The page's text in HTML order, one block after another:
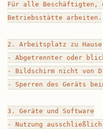
Für alle Beschäftigten,
Betriebsstätte arbeiten.
2. Arbeitsplatz zu Hause
- Abgetrennter oder
- Bildschirm nicht von
- Sperren des Geräts
3. Geräte und Software
- Nutzung